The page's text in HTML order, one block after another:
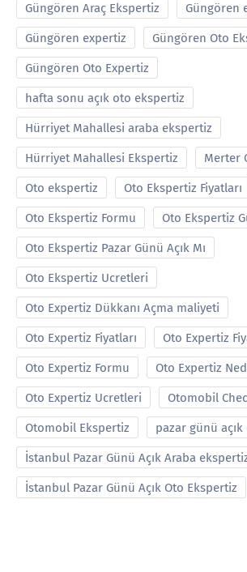
Güngören Araç Ekspertiz Güngören
Güngören expertiz Güngören Oto
Güngören Oto Expertiz
hafta sonu açık oto ekspertiz
Hürriyet Mahallesi araba ekspertiz
Hürriyet Mahallesi Ekspertiz Merter
Oto ekspertiz Oto Ekspertiz Fiyatları
Oto Ekspertiz Formu Oto Ekspertiz
Oto Ekspertiz Pazar Günü Açık Mı
Oto Ekspertiz Ucretleri
Oto Expertiz Dükkanı Açma maliyeti
Oto Expertiz Fiyatları Oto Expertiz
Oto Expertiz Formu Oto Expertiz
Oto Expertiz Ucretleri Otomobil
Otomobil Ekspertiz pazar günü
İstanbul Pazar Günü Açık Araba
İstanbul Pazar Günü Açık Oto Ekspertiz